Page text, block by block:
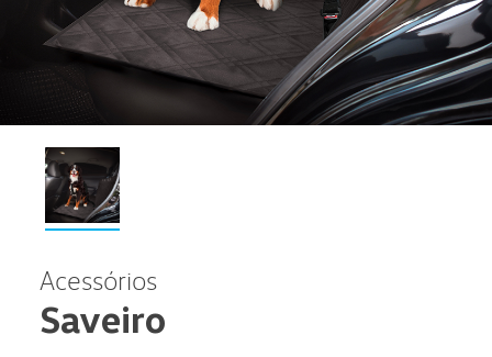
Acessórios
Saveiro